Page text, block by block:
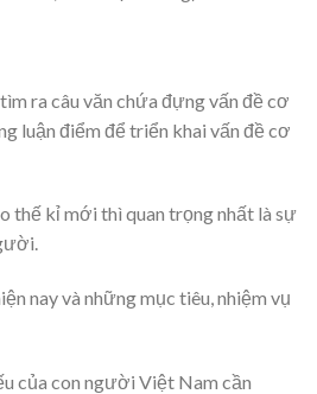
ra câu văn chứa đựng vấn đề cơ
luận điểm để triển khai vấn đề cơ
thế kỉ mới thì quan trọng nhất là sự
nay và những mục tiêu, nhiệm vụ
của con người Việt Nam cần